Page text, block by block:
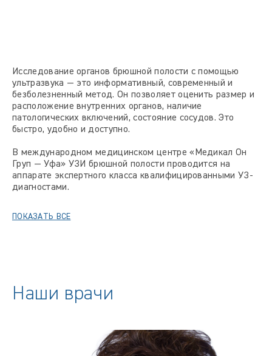
Исследование органов брюшной полости с помощью
ультразвука — это информативный, современный и
безболезненный метод. Он позволяет оценить размер и
расположение внутренних органов, наличие
патологических включений, состояние сосудов. Это
быстро, удобно и доступно.
В международном медицинском центре «Медикал Он
Груп — Уфа» УЗИ брюшной полости проводится на
аппарате экспертного класса квалифицированными УЗ-
диагностами.
ПОКАЗАТЬ ВСЕ
Наши врачи